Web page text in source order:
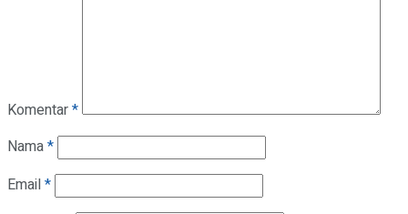
Komentar*
Nama*
Email*